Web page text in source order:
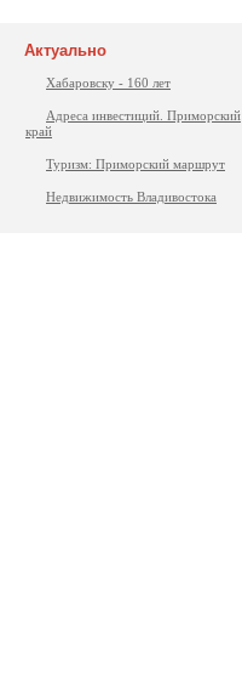
Актуально
Хабаровску - 160 лет
Адреса инвестиций. Приморский
край
Туризм: Приморский маршрут
Недвижимость Владивостока